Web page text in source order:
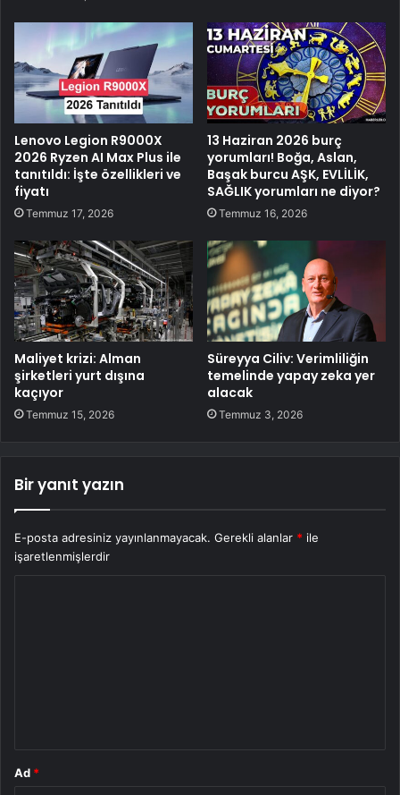
Lenovo Legion R9000X
2026 Ryzen AI Max Plus ile
tanıtıldı: İşte özellikleri ve
fiyatı
Temmuz 17, 2026
13 Haziran 2026 burç
yorumları! Boğa, Aslan,
Başak burcu AŞK, EVLİLİK,
SAĞLIK yorumları ne diyor?
Temmuz 16, 2026
Maliyet krizi: Alman
şirketleri yurt dışına
kaçıyor
Temmuz 15, 2026
Süreyya Ciliv: Verimliliğin
temelinde yapay zeka yer
alacak
Temmuz 3, 2026
Bir yanıt yazın
E-posta adresiniz yayınlanmayacak. Gerekli alanlar * ile
işaretlenmişlerdir
Ad *